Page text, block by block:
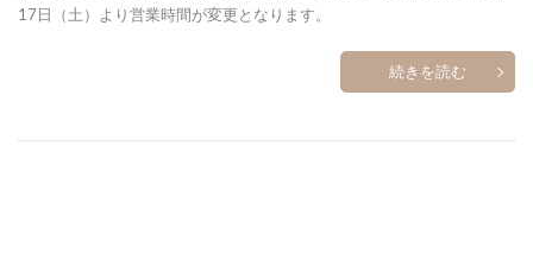
17日（土）より営業時間が変更となります。
続きを読む